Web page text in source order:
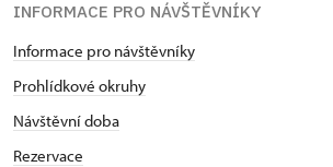
INFORMACE PRO NÁVŠTĚVNÍKY
Informace pro návštěvníky
Prohlídkové okruhy
Návštěvní doba
Rezervace